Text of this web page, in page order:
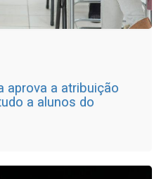
aprova a atribuição
a alunos do